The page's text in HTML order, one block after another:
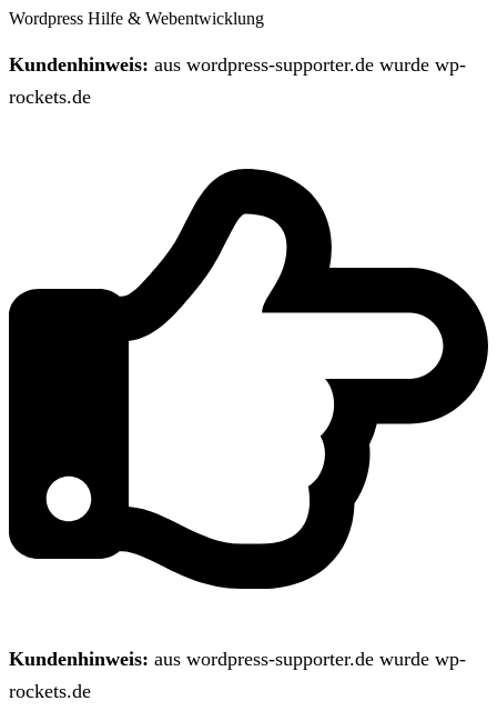
Wordpress Hilfe & Webentwicklung
Kundenhinweis: aus wordpress-supporter.de wurde wp-
rockets.de
Kundenhinweis: aus wordpress-supporter.de wurde wp-
rockets.de